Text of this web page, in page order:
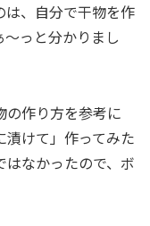
は、自分で干物を作
っと分かりまし
の作り方を参考に
漬けて」作ってみた
なかったので、ボ